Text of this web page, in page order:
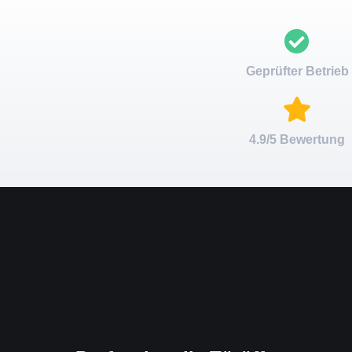
Geprüfter Betrieb
4.9/5 Bewertung